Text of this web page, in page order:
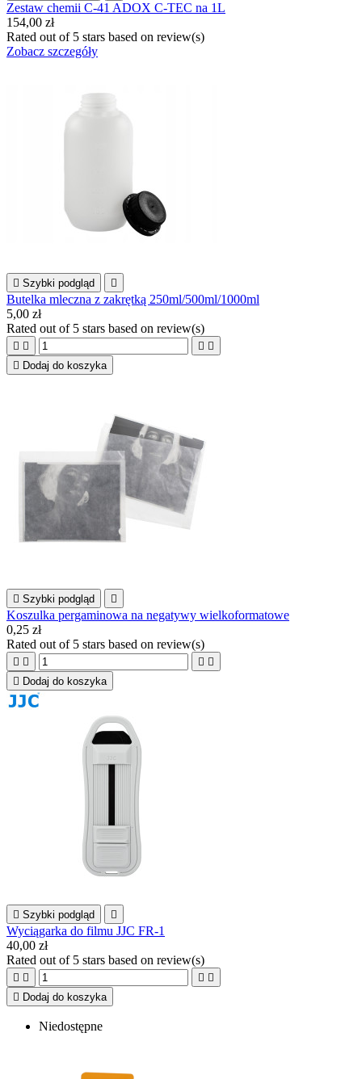
Zestaw chemii C-41 ADOX C-TEC na 1L
154,00 zł
Rated out of 5 stars based on review(s)
Zobacz szczegóły
 Szybki podgląd 
Butelka mleczna z zakrętką 250ml/500ml/1000ml
5,00 zł
Rated out of 5 stars based on review(s)
   
 Dodaj do koszyka
 Szybki podgląd 
Koszulka pergaminowa na negatywy wielkoformatowe
0,25 zł
Rated out of 5 stars based on review(s)
   
 Dodaj do koszyka
 Szybki podgląd 
Wyciągarka do filmu JJC FR-1
40,00 zł
Rated out of 5 stars based on review(s)
   
 Dodaj do koszyka
Niedostępne